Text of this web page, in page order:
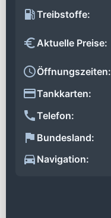
Treibstoffe:
Aktuelle Preise:
Öffnungszeiten:
Tankkarten:
Telefon:
Bundesland:
Navigation: